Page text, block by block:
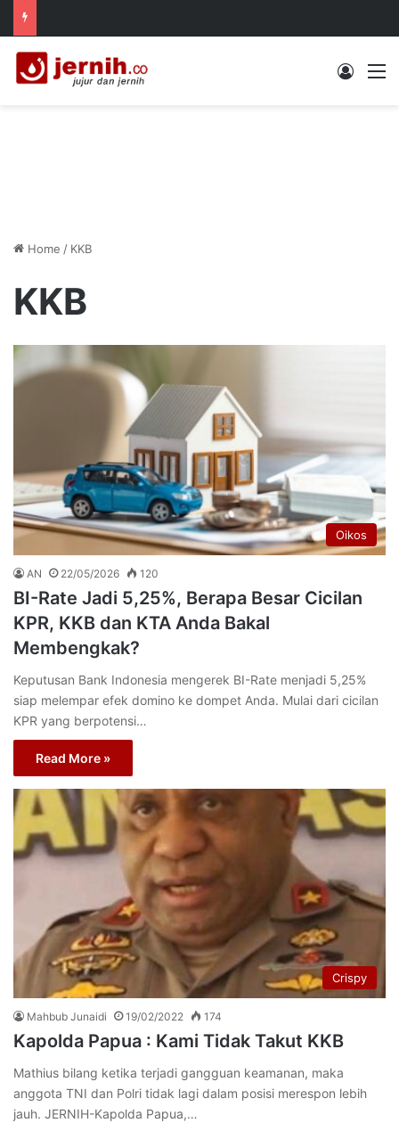
Log In
Home / KKB
KKB
Oikos
AN 22/05/2026 120
BI-Rate Jadi 5,25%, Berapa Besar Cicilan
KPR, KKB dan KTA Anda Bakal
Membengkak?
Keputusan Bank Indonesia mengerek BI-Rate menjadi 5,25%
siap melempar efek domino ke dompet Anda. Mulai dari cicilan
KPR yang berpotensi…
Read More »
Crispy
Mahbub Junaidi 19/02/2022 174
Kapolda Papua : Kami Tidak Takut KKB
Mathius bilang ketika terjadi gangguan keamanan, maka
anggota TNI dan Polri tidak lagi dalam posisi merespon lebih
jauh. JERNIH-Kapolda Papua,…